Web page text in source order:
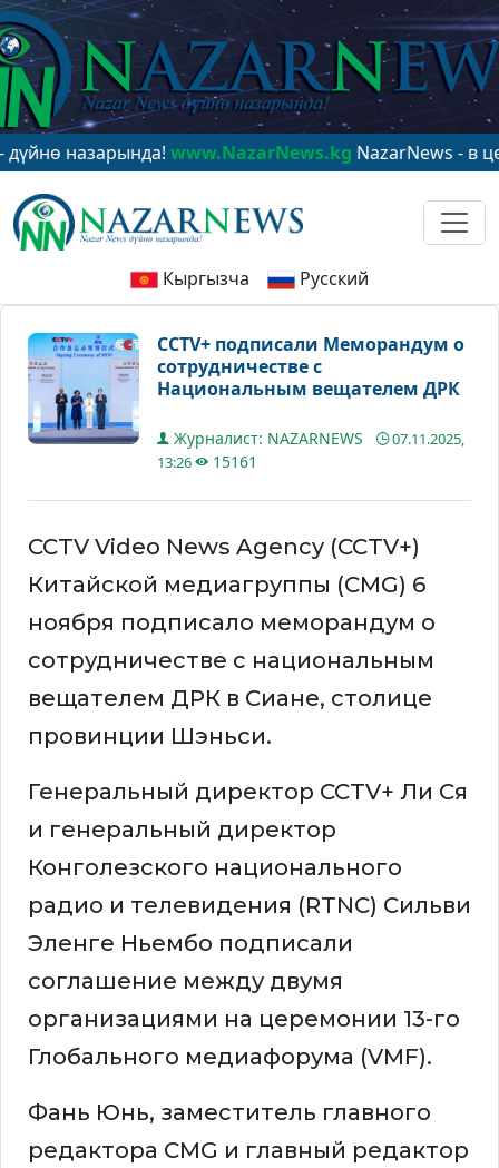
www.NazarNews.kgNazarNews - в центре
Кыргызча Русский
CCTV+ подписали Меморандум о
сотрудничестве с
Национальным вещателем ДРК
Журналист: NAZARNEWS
07.11.2025,
13:26
15161
CCTV Video News Agency (CCTV+)
Китайской медиагруппы (CMG) 6
ноября подписало меморандум о
сотрудничестве с национальным
вещателем ДРК в Сиане, столице
провинции Шэньси.
Генеральный директор CCTV+ Ли Ся
и генеральный директор
Конголезского национального
радио и телевидения (RTNC) Сильви
Эленге Ньембо подписали
соглашение между двумя
организациями на церемонии 13-го
Глобального медиафорума (VMF).
Фань Юнь, заместитель главного
редактора CMG и главный редактор